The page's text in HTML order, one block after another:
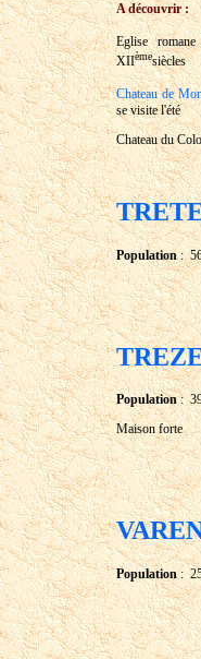
A découvrir :
Eglise
XIIèmesiècles
Chateau de
se visite l'été
Chateau du
Population :
Population:
Maison forte
Population: